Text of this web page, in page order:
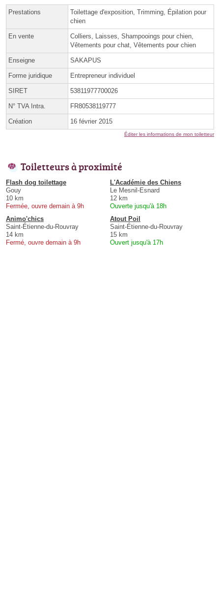
Prestations
Toilettage d'exposition, Trimming, Épilation pour
chien
En vente
Colliers, Laisses, Shampooings pour chien,
Vêtements pour chat, Vêtements pour chien
Enseigne SAKAPUS
Forme juridique Entrepreneur individuel
SIRET 53811977700026
N° TVA Intra. FR80538119777
Création 16 février 2015
Éditer les informations de mon toiletteur
Toiletteurs à proximité
Flash dog toilettage
Gouy
10 km
Fermée, ouvre demain à 9h
L'Académie des Chiens
Le Mesnil-Esnard
12 km
Ouverte jusqu'à 18h
Animo'chics
Saint-Étienne-du-Rouvray
14 km
Fermé, ouvre demain à 9h
Atout Poil
Saint-Étienne-du-Rouvray
15 km
Ouvert jusqu'à 17h